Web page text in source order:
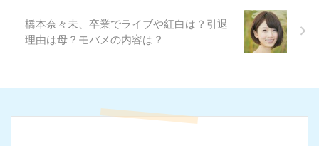
橋本奈々未、卒業でライブや紅白は？引退
理由は母？モバメの内容は？